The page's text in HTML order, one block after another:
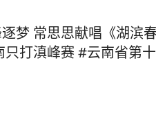
拓东体育场
第十七届运动会 #滇风